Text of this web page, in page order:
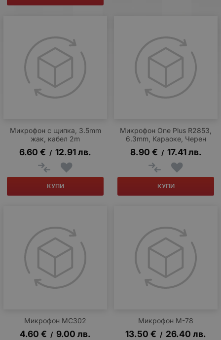
Микрофон с щипка, 3.5mm
жак, кабел 2m
6.60 € / 12.91лв.
КУПИ
Микрофон One Plus R2853,
6.3mm, Караоке, Черен
8.90 € / 17.41 лв.
КУПИ
Микрофон MC302
4.60 € / 9.00 лв.
Микрофон M-78
13.50 € / 26.40 лв.